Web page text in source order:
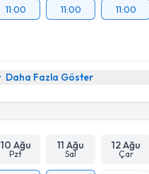
11:00
11:00
11:00
Daha Fazla Göster
10 Ağu
Pzt
11 Ağu
Sal
12 Ağu
Çar